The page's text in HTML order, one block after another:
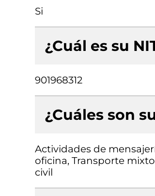
Si
¿Cuál es su
901968312
¿Cuáles son
Actividades de
oficina, Transporte
civil